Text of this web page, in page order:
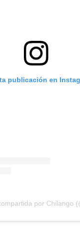
publicación en
por Chilango